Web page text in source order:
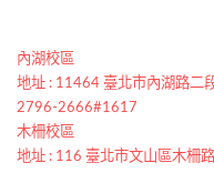
內湖校區
地址 : 11464 臺北市內湖路二
2796-2666#1617
木柵校區
地址 : 116 臺北市文山區木柵